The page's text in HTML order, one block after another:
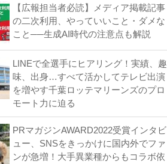
【広報担当者必読】メディア掲載記事
の二次利用、やっていいこと・ダメな
こと──生成AI時代の注意点も解説
LINEで全選手にヒアリング！実績、趣
味、出身…すべて活かしてテレビ出演
を増やす千葉ロッテマリーンズのプロ
モート力に迫る
PRマガジンAWARD2022受賞インタビ
ュー、SNSをきっかけに国内外でファ
ンが急増！大手異業種からもコラボ依